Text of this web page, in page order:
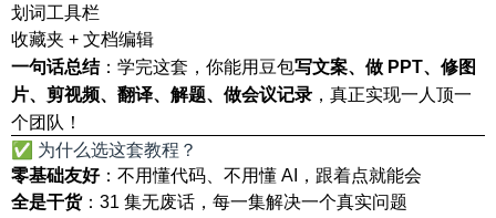
划词工具栏
收藏夹 + 文档编辑
一句话总结：学完这套，你能用豆包写文案、做 PPT、修图
片、剪视频、翻译、解题、做会议记录 ，真正实现一人顶一
个团队！
✅ 为什么选这套教程？
零基础友好：不用懂代码、不用懂 AI，跟着点就能会
全是干货：31 集无废话，每一集解决一个真实问题